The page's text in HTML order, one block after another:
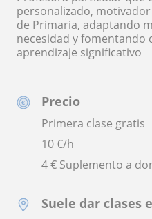
Precio
Primera clase gratis
10€/h
4 € Suplemento a
Suele dar clases
personalizado,
de Primaria, adaptando
necesidad y fomentando
aprendizaje significativo